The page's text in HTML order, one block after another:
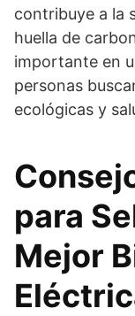
contribuye a la
huella de
importante en
personas
ecológicas y
para
Mejor